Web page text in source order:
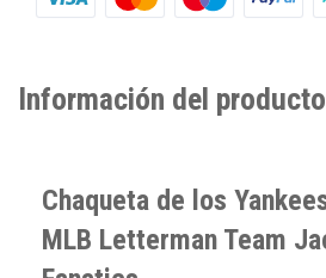
Información del producto
Chaqueta de los
MLB Letterman Team